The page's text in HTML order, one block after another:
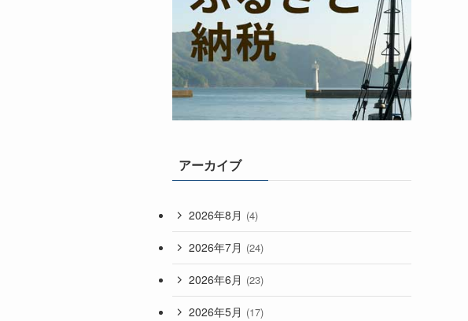
アーカイブ
2026年8月 (4)
2026年7月 (24)
2026年6月 (23)
2026年5月 (17)